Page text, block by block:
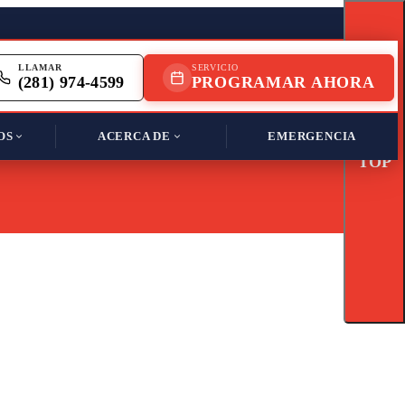
LLAMAR
(281) 974-4599
SERVICIO
PROGRAMAR AHORA
ACERCA DE EMERGENCIA
TOP